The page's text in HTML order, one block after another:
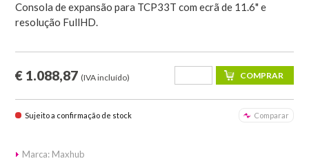
Consola de expansão para TCP33T com ecrã de 11.6" e
resolução FullHD.
€ 1.088,87 (IVA incluído)
Sujeito a confirmação de stock Comparar
Marca: Maxhub